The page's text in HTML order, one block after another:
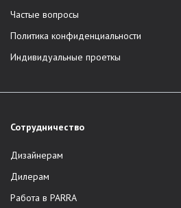
Частые вопросы
Политика конфиденциальности
Индивидуальные проеткы
Сотрудничество
Дизайнерам
Дилерам
Работа в PARRA